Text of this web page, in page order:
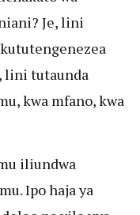
Je, lini
lini tutaunda
kwa mfano, kwa
iliundwa
Ipo haja ya